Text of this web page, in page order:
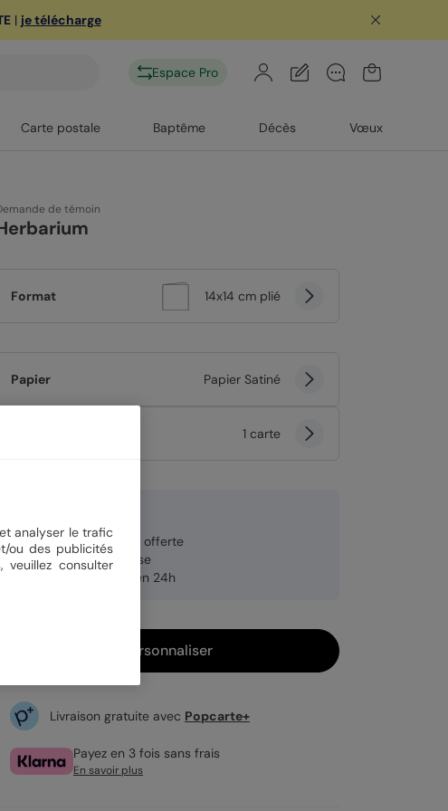
| je télécharge
Espace Pro
Carte postale Baptême Décès Vœux
de témoin
Format 14x14 cm plié
Papier Papier Satiné
1 carte
Enveloppe blanche offerte
Fabrication française
Expédition rapide en 24h
Personnaliser
Livraison gratuite avec Popcarte+
Payez en 3 fois sans frais
En savoir plus
analyser le trafic
ou des publicités
veuillez consulter